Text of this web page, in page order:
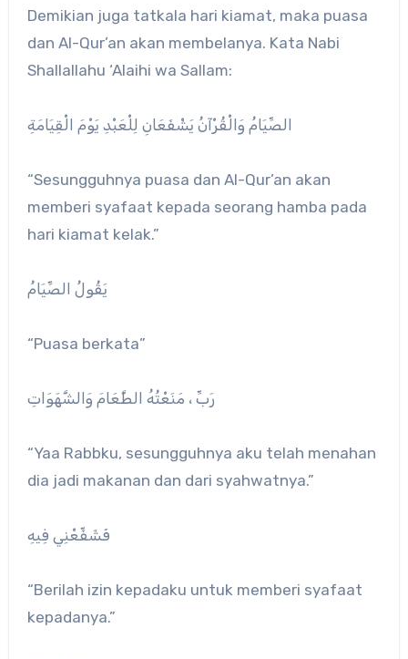
Demikian juga tatkala hari kiamat, maka puasa
dan Al-Qur’an akan membelanya. Kata Nabi
Shallallahu ‘Alaihi wa Sallam:
الصِّيَامُ وَالْقُرْآنُ يَشْفَعَانِ لِلْعَبْدِ يَوْمَ الْقِيَامَةِ
“Sesungguhnya puasa dan Al-Qur’an akan
memberi syafaat kepada seorang hamba pada
hari kiamat kelak.”
يَقُولُ الصِّيَامُ
“Puasa berkata”
رَبِّ ، مَنَعْتُهُ الطَّعَامَ وَالشَّهَوَاتِ
“Yaa Rabbku, sesungguhnya aku telah menahan
dia jadi makanan dan dari syahwatnya.”
فَشَفِّعْنِي فِيهِ
“Berilah izin kepadaku untuk memberi syafaat
kepadanya.”